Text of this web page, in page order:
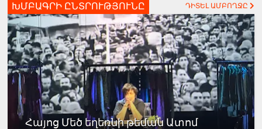
ԽՄԲԱԳՐԻ ԸՆՏՐՈՒԹՅՈՒՆԸ ԴԻՏԵԼ ԱՄԲՈՂՋԸ
Հայոց Մեծ եղեռնի թեման Ատոմ